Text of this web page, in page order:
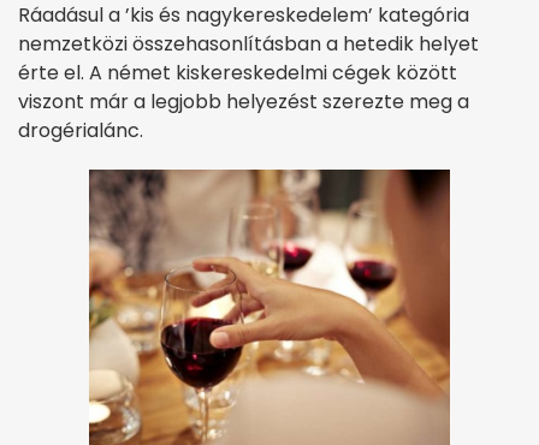
Ráadásul a ’kis és nagykereskedelem’ kategória
nemzetközi összehasonlításban a hetedik helyet
érte el. A német kiskereskedelmi cégek között
viszont már a legjobb helyezést szerezte meg a
drogérialánc.